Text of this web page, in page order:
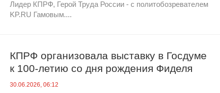
Лидер КПРФ, Герой Труда России - с политобозревателем
KP.RU Гамовым....
КПРФ организовала выставку в Госдуме
к 100-летию со дня рождения Фиделя
Кастро
30.06.2026, 06:12